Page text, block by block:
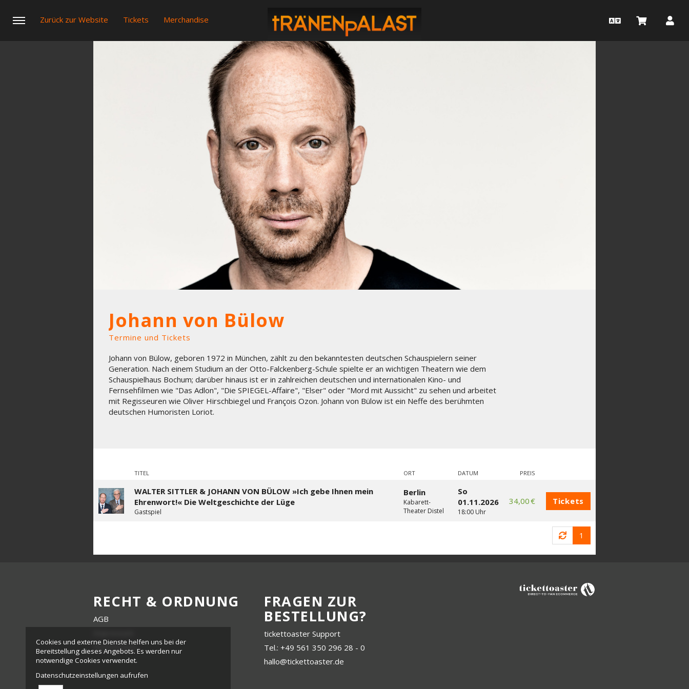
Zurück zur Website Tickets Merchandise
Johann von Bülow
Termine und Tickets
Johann von Bülow, geboren 1972 in München, zählt zu den bekanntesten deutschen Schauspielern seiner
Generation. Nach einem Studium an der Otto-Falckenberg-Schule spielte er an wichtigen Theatern wie dem
Schauspielhaus Bochum; darüber hinaus ist er in zahlreichen deutschen und internationalen Kino- und
Fernsehfilmen wie "Das Adlon", "Die SPIEGEL-Affaire", "Elser" oder "Mord mit Aussicht" zu sehen und arbeitet
mit Regisseuren wie Oliver Hirschbiegel und François Ozon. Johann von Bülow ist ein Neffe des berühmten
deutschen Humoristen Loriot.
TITEL ORT DATUM PREIS
WALTER SITTLER & JOHANN VON BÜLOW »Ich gebe Ihnen mein
Ehrenwort!« Die Weltgeschichte der Lüge
Gastspiel
Berlin
Kabarett-
Theater Distel
So
01.11.2026
18:00 Uhr
34,00 € Tickets
1
RECHT & ORDNUNG
AGB
Datenschutz
FRAGEN ZUR
BESTELLUNG?
tickettoaster Support
Tel.: +49 561 350 296 28 - 0
hallo@tickettoaster.de
Cookies und externe Dienste helfen uns bei der
Bereitstellung dieses Angebots. Es werden nur
notwendige Cookies verwendet.
Datenschutzeinstellungen aufrufen